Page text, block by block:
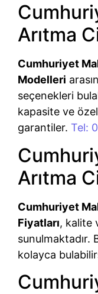
Arıtma
Cumhuriyet
Modelleri
seçenekleri
kapasite ve
garantiler. Tel:
Arıtma
Cumhuriyet
Fiyatları, kalite
sunulmaktadır.
kolayca